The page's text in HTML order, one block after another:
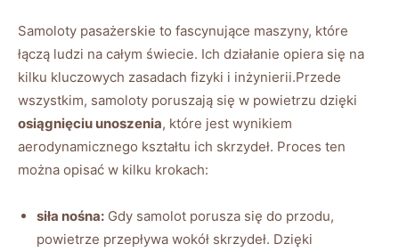
Samoloty pasażerskie to fascynujące maszyny, które
łączą ludzi na całym świecie. Ich działanie opiera się na
kilku kluczowych zasadach fizyki i inżynierii.Przede
wszystkim, samoloty poruszają się w powietrzu dzięki
osiągnięciu unoszenia, które jest wynikiem
aerodynamicznego kształtu ich skrzydeł. Proces ten
można opisać w kilku krokach:
siła nośna: Gdy samolot porusza się do przodu,
powietrze przepływa wokół skrzydeł. Dzięki